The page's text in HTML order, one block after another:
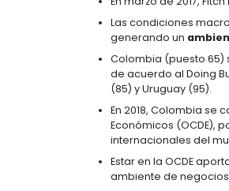
Colombia se
América
De acuerdo
minoritarios
Las
Se espera